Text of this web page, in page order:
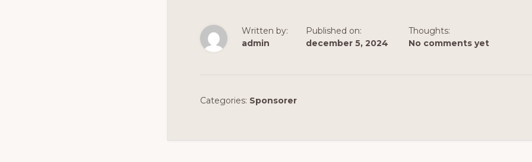
Written by:
admin
Published on:
december 5, 2024
Thoughts:
No comments yet
Categories: Sponsorer